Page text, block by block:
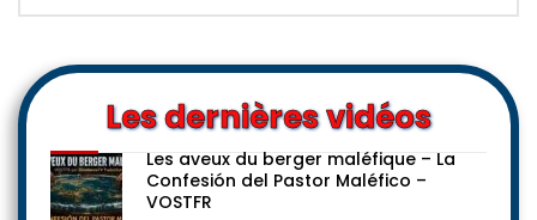
Les dernières vidéos
Les aveux du berger maléfique – La
Confesión del Pastor Maléfico –
VOSTFR